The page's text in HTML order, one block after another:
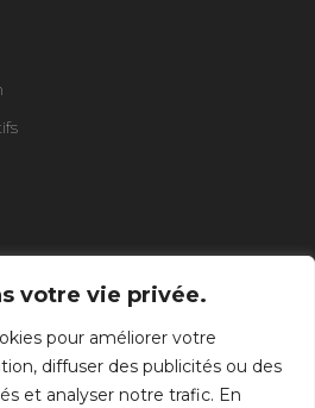
votre vie privée.
pour améliorer votre
diffuser des publicités ou des
et analyser notre trafic. En